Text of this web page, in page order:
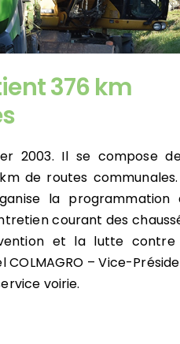
Environnement
Voirie intercommunale
Mobilité
Aménagement du
376 km
2003. Il se compose
de routes
la programmation
courant des
et la lutte contre
– Vice-
voirie.